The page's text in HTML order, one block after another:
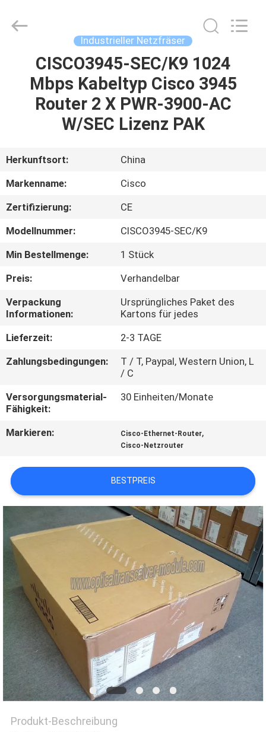
HAUSE
PRODUKTE
VIDEOS
UNS
WERKSBESICHTIGUNG
QUALITÄTSKONTROLLE
KONTAKT
UNS
NEUIGKEITEN
RECHTSSACHEN
SITEMAP
DATENSCHUTZRICHTLINIE
Ltd..
Industrieller Netzfräser
CISCO3945-SEC/K9 1024
Mbps Kabeltyp Cisco 3945
Router 2 X PWR-3900-AC
W/SEC Lizenz PAK
Herkunftsort:
China
Markenname:
Cisco
Zertifizierung:
CE
Modellnummer:
CISCO3945-SEC/K9
Min Bestellmenge:
1 Stück
Preis:
Verhandelbar
Verpackung
Informationen:
Ursprüngliches Paket des
Kartons für jedes
Lieferzeit:
2-3 TAGE
Zahlungsbedingungen:
T / T, Paypal, Western Union, L
/ C
Versorgungsmaterial-
Fähigkeit:
30 Einheiten/Monate
Markieren: Cisco-Ethernet-Router,
Cisco-Netzrouter
BESTPREIS
Produkt-Beschreibung